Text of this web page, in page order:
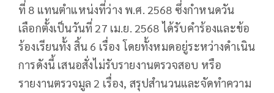
ที่ 8 แทนตำแหน่งที่ว่าง พ.ศ. 2568 ซึ่งกำหนดวัน
เลือกตั้งเป็นวันที่ 27 เม.ย. 2568 ได้รับคำร้องและข้อ
ร้องเรียนทั้ง สิ้น 6 เรื่อง โดยทั้งหมดอยู่ระหว่างดำเนิน
การดังนี้ เสนอสั่งไม่รับรายงานตรวจสอบ หรือ
รายงานตรวจมูล 2 เรื่อง, สรุปสำนวนและจัดทำความ